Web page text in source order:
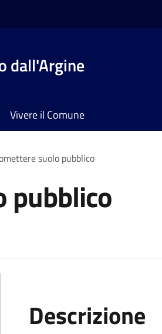
dall'Argine
Vivere il Comune
suolo pubblico
pubblico
Descrizione